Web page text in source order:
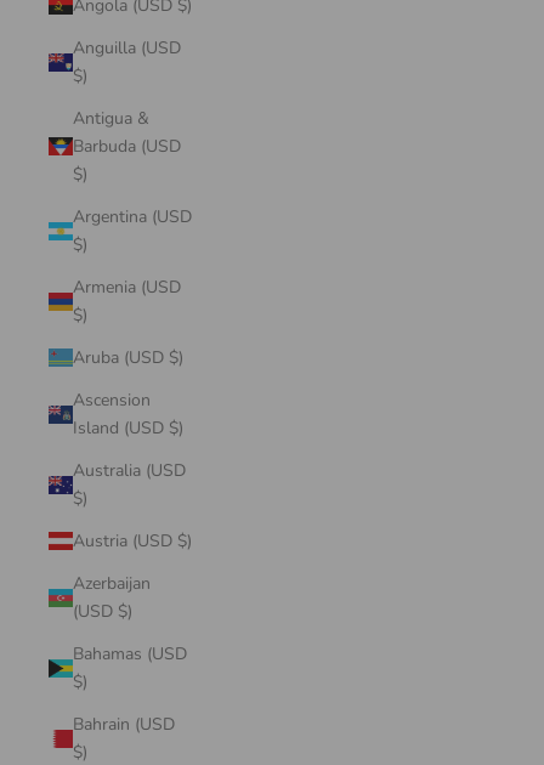
Angola (USD $)
Anguilla (USD
$)
Antigua &
Barbuda (USD
$)
Argentina (USD
$)
Armenia (USD
$)
Aruba (USD $)
Ascension
Island (USD $)
Australia (USD
$)
Austria (USD $)
Azerbaijan
(USD $)
Bahamas (USD
$)
Bahrain (USD
$)